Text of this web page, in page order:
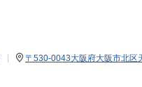
〒530-0043大阪府大阪市北区